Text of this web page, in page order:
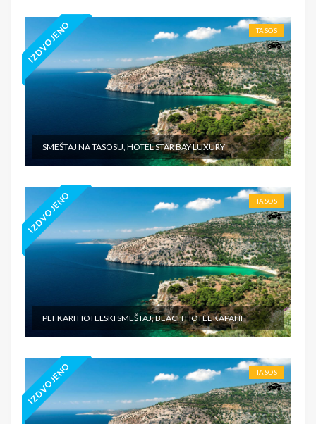
IZDVOJENO TASOS
SMEŠTAJ NA TASOSU, HOTEL STAR BAY LUXURY
IZDVOJENO TASOS
PEFKARI HOTELSKI SMEŠTAJ, BEACH HOTEL KAPAHI
IZDVOJENO TASOS